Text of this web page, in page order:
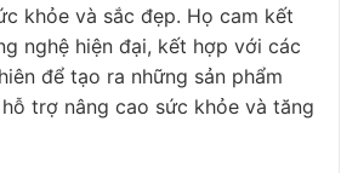
khỏe và sắc đẹp. Họ cam kết
nghệ hiện đại, kết hợp với các
để tạo ra những sản phẩm
trợ nâng cao sức khỏe và tăng